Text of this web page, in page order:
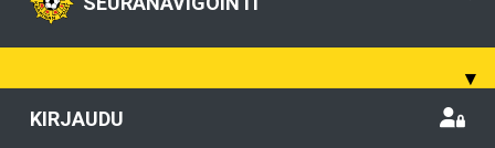
▾
KIRJAUDU